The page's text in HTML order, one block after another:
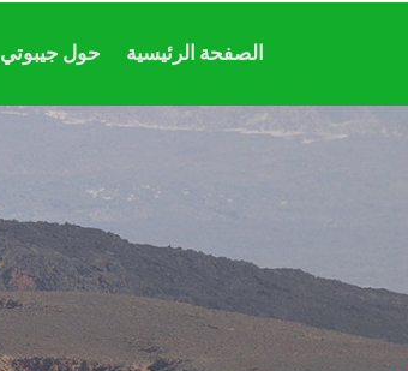
الصفحة الرئيسية حول جيبوتي